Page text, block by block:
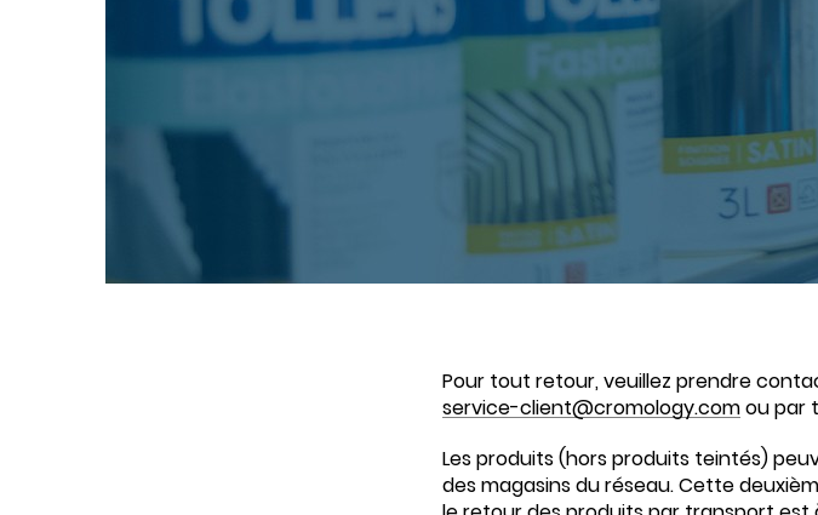
Pour tout retour, veuillez prendre
service-client@cromology.comou par
Les produits (hors produits teintés)
des magasins du réseau. Cette